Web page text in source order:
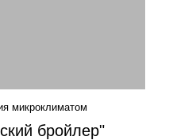
бройлер"
микроклиматом